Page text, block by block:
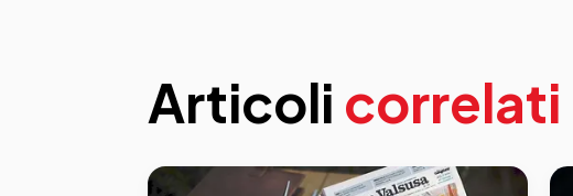
Articoli correlati